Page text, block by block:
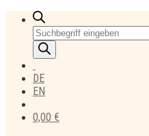
Products
search
DE
EN
0,00 €